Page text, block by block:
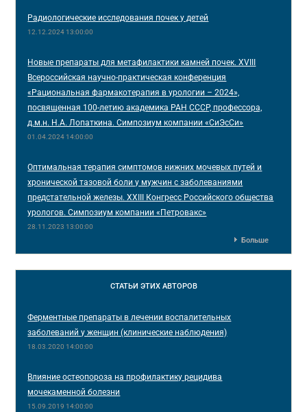
Радиологические исследования почек у детей
12.12.2024 13:00:00
Новые препараты для метафилактики камней почек. XVIII
Всероссийская научно-практическая конференция
«Рациональная фармакотерапия в урологии – 2024»,
посвященная 100-летию академика РАН СССР, профессора,
д.м.н. Н.А. Лопаткина. Симпозиум компании «СиЭсСи»
01.04.2024 14:00:00
Оптимальная терапия симптомов нижних мочевых путей и
хронической тазовой боли у мужчин с заболеваниями
предстательной железы. XXIII Конгресс Российского общества
урологов. Симпозиум компании «Петровакс»
28.11.2023 13:00:00
Больше
СТАТЬИ ЭТИХ АВТОРОВ
Ферментные препараты в лечении воспалительных
заболеваний у женщин (клинические наблюдения)
18.03.2020 14:00:00
Влияние остеопороза на профилактику рецидива
мочекаменной болезни
15.09.2019 14:00:00